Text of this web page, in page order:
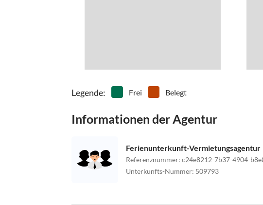
Legende: Frei Belegt
Informationen der Agentur
Ferienunterkunft-Vermietungsagentur
Referenznummer: c24e8212-7b37-4904-
Unterkunfts-Nummer: 509793